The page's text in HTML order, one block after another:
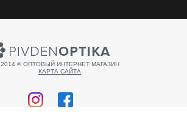
2014 © ОПТОВЫЙ ИНТЕРНЕТ МАГАЗИН
КАРТА САЙТА